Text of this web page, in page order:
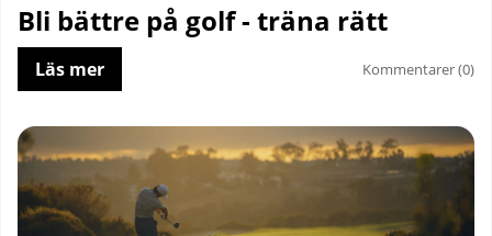
Bli bättre på golf - träna rätt
Läs mer Kommentarer (0)